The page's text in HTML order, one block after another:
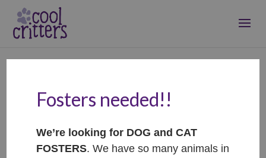
Bits – ADOPTOVANÝ /
ADOPTED
Feb 9, 2026|Adopted
Fosters needed!!
We’re looking for DOG and CAT
FOSTERS. We have so many animals in